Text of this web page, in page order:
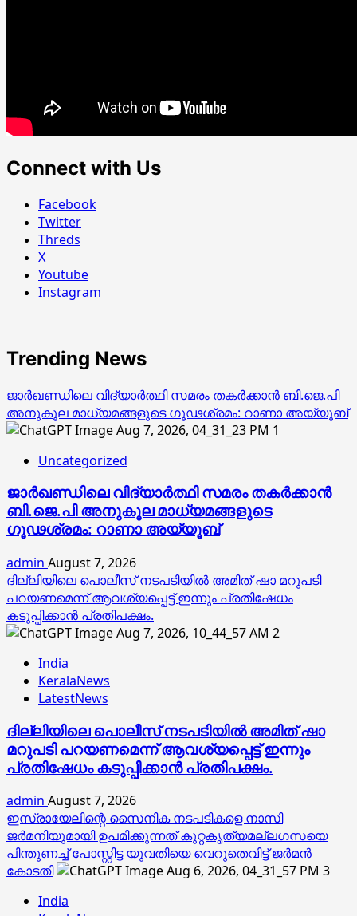
Connect with Us
Facebook
Twitter
Threds
X
Youtube
Instagram
Trending News
ജാര്‍ഖണ്ഡിലെ വിദ്യാര്‍ത്ഥി സമരം തകര്‍ക്കാന്‍ ബി.ജെ.പി
അനുകൂല മാധ്യമങ്ങളുടെ ഗൂഢശ്രമം: റാണാ അയ്യൂബ്
1
Uncategorized
ജാര്‍ഖണ്ഡിലെ വിദ്യാര്‍ത്ഥി സമരം തകര്‍ക്കാന്‍
ബി.ജെ.പി അനുകൂല മാധ്യമങ്ങളുടെ
ഗൂഢശ്രമം: റാണാ അയ്യൂബ്
admin August 7, 2026
ദില്ലിയിലെ പൊലീസ് നടപടിയിൽ അമിത് ഷാ മറുപടി
പറയണമെന്ന് ആവശ്യപ്പെട്ട് ഇന്നും പ്രതിഷേധം
കടുപ്പിക്കാൻ പ്രതിപക്ഷം.
2
India
KeralaNews
LatestNews
ദില്ലിയിലെ പൊലീസ് നടപടിയിൽ അമിത് ഷാ
മറുപടി പറയണമെന്ന് ആവശ്യപ്പെട്ട് ഇന്നും
പ്രതിഷേധം കടുപ്പിക്കാൻ പ്രതിപക്ഷം.
admin August 7, 2026
ഇസ്രായേലിന്റെ സൈനിക നടപടികളെ നാസി
ജര്‍മനിയുമായി ഉപമിക്കുന്നത് കുറ്റകൃത്യമല്ലഗസയെ
പിന്തുണച്ച് പോസ്റ്റിട്ട യുവതിയെ വെറുതെവിട്ട് ജര്‍മന്‍
കോടതി
3
India